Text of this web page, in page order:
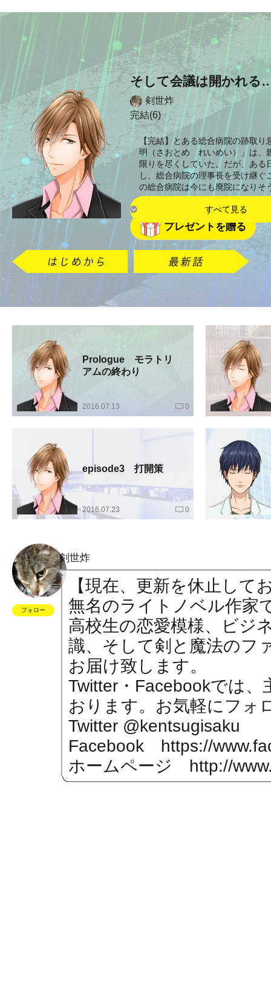
そして会議は開かれる
剣世炸
完結(6)
【完結】とある総合病院の跡取り
明（さおとめ れいめい）」は、
限りを尽くしていた。だが、ある
し、総合病院の理事長を受け継ぐ
の総合病院は今にも廃院になり
すべて見る
プレゼントを贈る
Prologue モラトリ
アムの終わり
2016.07.13 0
episode3 打開策
2016.07.23 0
フォロー
剣世炸
【現在、更新を休止し
無名のライトノベル作家
高校生の恋愛模様、ビジ
識、そして剣と魔法のフ
お届け致します。
Twitter・Facebookでは
おります。お気軽にフォ
Twitter @kentsugisaku
Facebook https://
ホームページ http://